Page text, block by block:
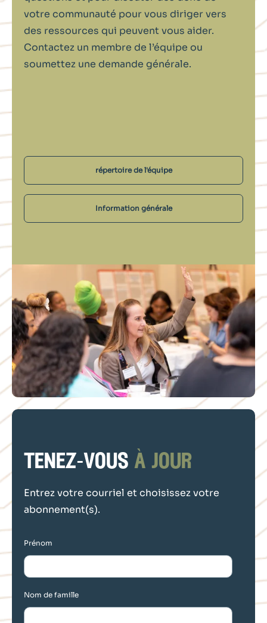
votre communauté pour vous diriger vers
des ressources qui peuvent vous aider.
Contactez un membre de l’équipe ou
soumettez une demande générale.
répertoire de l'équipe
Information générale
tenez-vous à jour
Entrez votre courriel et choisissez votre
abonnement(s).
Prénom
Nom de famille